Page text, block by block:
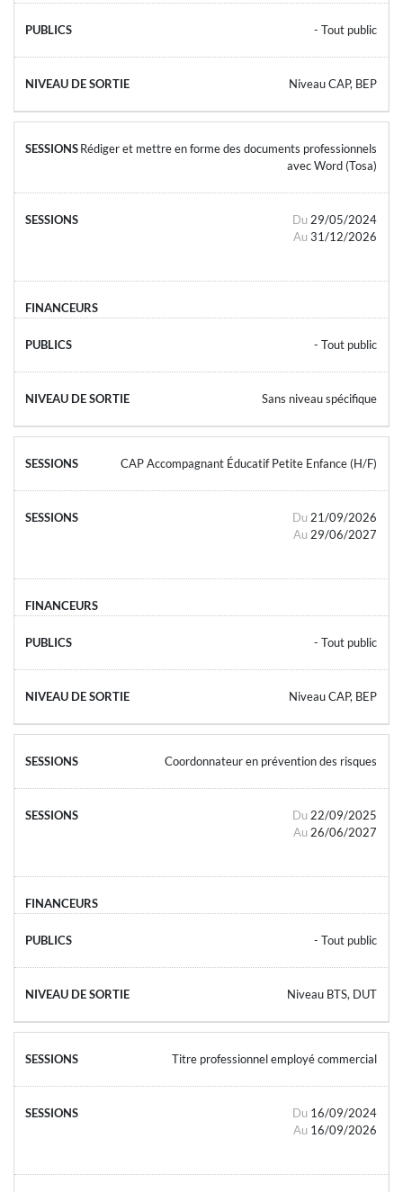
- Tout public
Niveau CAP, BEP
Rédiger et mettre en forme des documents professionnels
avec Word (Tosa)
Du 29/05/2024
Au 31/12/2026
- Tout public
Sans niveau spécifique
CAP Accompagnant Éducatif Petite Enfance (H/F)
Du 21/09/2026
Au 29/06/2027
- Tout public
Niveau CAP, BEP
Coordonnateur en prévention des risques
Du 22/09/2025
Au 26/06/2027
- Tout public
Niveau BTS, DUT
Titre professionnel employé commercial
Du 16/09/2024
Au 16/09/2026